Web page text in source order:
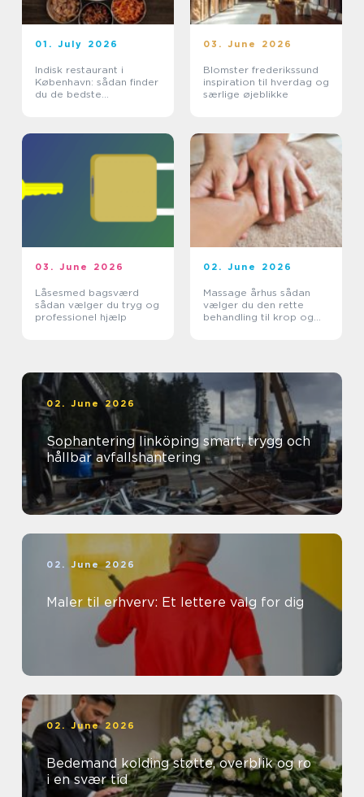
01. July 2026
Indisk restaurant i
København: sådan finder
du de bedste
03. June 2026
Blomster frederikssund
inspiration til hverdag og
særlige øjeblikke
03. June 2026
Låsesmed bagsværd
sådan vælger du tryg og
professionel hjælp
02. June 2026
Massage århus sådan
vælger du den rette
behandling til krop og
02. June 2026
Sophantering linköping smart, trygg och
hållbar avfallshantering
02. June 2026
Maler til erhverv: Et lettere valg for dig
02. June 2026
Bedemand kolding støtte, overblik og ro
i en svær tid